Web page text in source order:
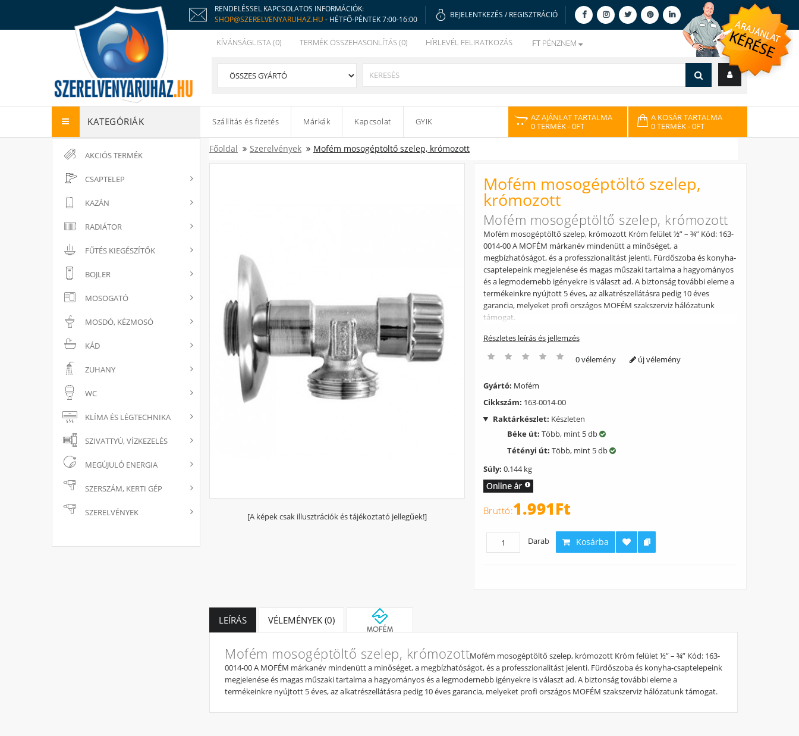
RENDELÉSSEL KAPCSOLATOS INFORMÁCIÓK:
SHOP@SZERELVENYARUHAZ.HU - HÉTFŐ-PÉNTEK 7:00-16:00
BEJELENTKEZÉS / REGISZTRÁCIÓ
KÍVÁNSÁGLISTA (0) TERMÉK ÖSSZEHASONLÍTÁS (0) HÍRLEVÉL FELIRATKOZÁS FT PÉNZNEM
KATEGÓRIÁK Szállítás és fizetés Márkák Kapcsolat GYIK
AZ AJÁNLAT TARTALMA
0 TERMÉK- 0FT
A KOSÁR TARTALMA
0 TERMÉK- 0FT
AKCIÓS TERMÉK
CSAPTELEP
KAZÁN
RADIÁTOR
FŰTÉS KIEGÉSZÍTŐK
BOJLER
MOSOGATÓ
MOSDÓ, KÉZMOSÓ
KÁD
ZUHANY
WC
KLÍMA ÉS LÉGTECHNIKA
SZIVATTYÚ, VÍZKEZELÉS
MEGÚJULÓ ENERGIA
SZERSZÁM, KERTI GÉP
SZERELVÉNYEK
Főoldal Szerelvények Mofém mosogéptöltő szelep, krómozott
[A képek csak illusztrációk és tájékoztató jellegűek!]
Mofém mosogéptöltő szelep,
krómozott
Mofém mosogéptöltő szelep, krómozott
Mofém mosogéptöltő szelep, krómozott Króm felület ½” – ¾” Kód: 163-
0014-00 A MOFÉM márkanév mindenütt a minőséget, a
megbízhatóságot, és a professzionalitást jelenti. Fürdőszoba és konyha-
csaptelepeink megjelenése és magas műszaki tartalma a hagyományos
és a legmodernebb igényekre is választ ad. A biztonság további eleme a
termékeinkre nyújtott 5 éves, az alkatrészellátásra pedig 10 éves
garancia, melyeket profi országos MOFÉM szakszerviz hálózatunk
támogat.
Részletes leírás és jellemzés
0 vélemény új vélemény
Gyártó: Mofém
Cikkszám: 163-0014-00
Raktárkészlet: Készleten
Béke út: Több, mint 5 db
Tétényi út: Több, mint 5 db
Súly: 0.144 kg
1.991Ft
Darab Kosárba
LEÍRÁS VÉLEMÉNYEK (0)
Mofém mosogéptöltő szelep, krómozottMofém mosogéptöltő szelep, krómozott Króm felület ½” – ¾” Kód: 163-
0014-00 A MOFÉM márkanév mindenütt a minőséget, a megbízhatóságot, és a professzionalitást jelenti. Fürdőszoba és konyha-csaptelepeink
megjelenése és magas műszaki tartalma a hagyományos és a legmodernebb igényekre is választ ad. A biztonság további eleme a
termékeinkre nyújtott 5 éves, az alkatrészellátásra pedig 10 éves garancia, melyeket profi országos MOFÉM szakszerviz hálózatunk támogat.